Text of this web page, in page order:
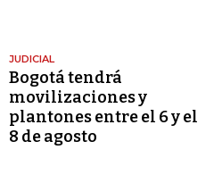
JUDICIAL
Bogotá tendrá
movilizaciones y
plantones entre el 6 y el
8 de agosto